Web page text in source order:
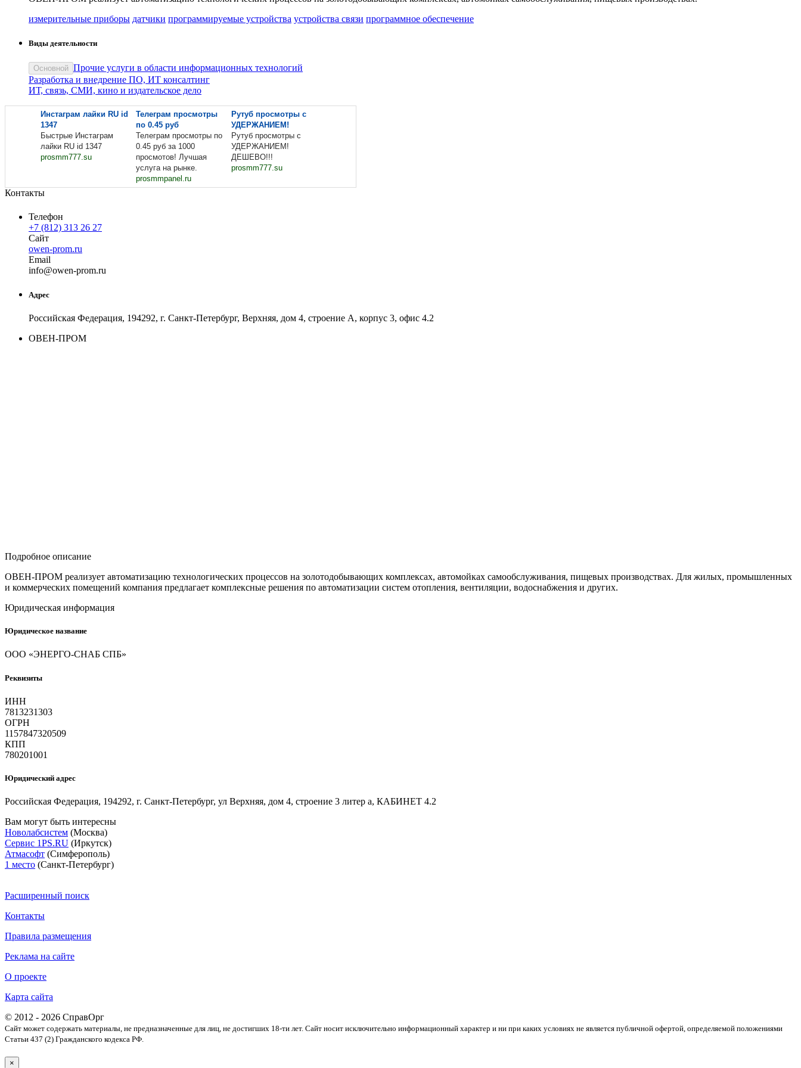
измерительные приборы датчики программируемые устройства устройства связи программное обеспечение
Виды деятельности
Основной Прочие услуги в области информационных технологий
Разработка и внедрение ПО, ИТ консалтинг
ИТ, связь, СМИ, кино и издательское дело
Инстаграм лайки RU id
1347
Быстрые Инстаграм
лайки RU id 1347
prosmm777.su
Телеграм просмотры
по 0.45 руб
Телеграм просмотры по
0.45 руб за 1000
просмотов! Лучшая
услуга на рынке.
prosmmpanel.ru
Рутуб просмотры с
УДЕРЖАНИЕМ!
Рутуб просмотры с
УДЕРЖАНИЕМ!
ДЕШЕВО!!!
prosmm777.su
Контакты
Телефон
+7 (812) 313 26 27
Сайт
owen-prom.ru
Email
info@owen-prom.ru
Адрес
Российская Федерация, 194292, г. Санкт-Петербург, Верхняя, дом 4, строение А, корпус 3, офис 4.2
ОВЕН-ПРОМ
Подробное описание
ОВЕН-ПРОМ реализует автоматизацию технологических процессов на золотодобывающих комплексах, автомойках самообслуживания, пищевых производствах. Для жилых, промышленных
и коммерческих помещений компания предлагает комплексные решения по автоматизации систем отопления, вентиляции, водоснабжения и других.
Юридическая информация
Юридическое название
ООО «ЭНЕРГО-СНАБ СПБ»
Реквизиты
ИНН
7813231303
ОГРН
1157847320509
КПП
780201001
Юридический адрес
Российская Федерация, 194292, г. Санкт-Петербург, ул Верхняя, дом 4, строение 3 литер а, КАБИНЕТ 4.2
Вам могут быть интересны
Новолабсистем (Москва)
Сервис 1PS.RU (Иркутск)
Атмасофт (Симферополь)
1 место (Санкт-Петербург)
Расширенный поиск
Контакты
Правила размещения
Реклама на сайте
О проекте
Карта сайта
© 2012 - 2026 СправОрг
Сайт может содержать материалы, не предназначенные для лиц, не достигших 18-ти лет. Cайт носит исключительно информационный характер и ни при каких условиях не является публичной офертой, определяемой положениями
Статьи 437 (2) Гражданского кодекса РФ.
×